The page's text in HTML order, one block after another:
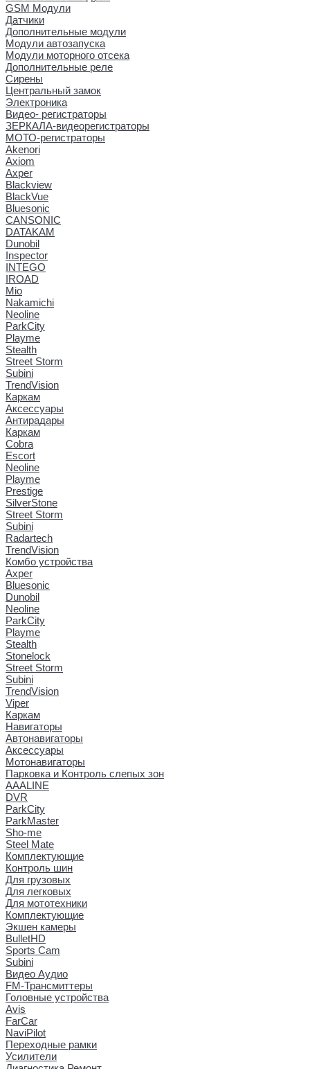
GSM Модули
Датчики
Дополнительные модули
Модули автозапуска
Модули моторного отсека
Дополнительные реле
Сирены
Центральный замок
Электроника
Видео- регистраторы
ЗЕРКАЛА-видеорегистраторы
МОТО-регистраторы
Akenori
Axiom
Axper
Blackview
BlackVue
Bluesonic
CANSONIC
DATAKAM
Dunobil
Inspector
INTEGO
IROAD
Mio
Nakamichi
Neoline
ParkCity
Playme
Stealth
Street Storm
Subini
TrendVision
Каркам
Аксессуары
Антирадары
Каркам
Cobra
Escort
Neoline
Playme
Prestige
SilverStone
Street Storm
Subini
Radartech
TrendVision
Комбо устройства
Axper
Bluesonic
Dunobil
Neoline
ParkCity
Playme
Stealth
Stonelock
Street Storm
Subini
TrendVision
Viper
Каркам
Навигаторы
Автонавигаторы
Аксессуары
Мотонавигаторы
Парковка и Контроль слепых зон
AAALINE
DVR
ParkCity
ParkMaster
Sho-me
Steel Mate
Комплектующие
Контроль шин
Для грузовых
Для легковых
Для мототехники
Комплектующие
Экшен камеры
BulletHD
Sports Cam
Subini
Видео Аудио
FM-Трансмиттеры
Головные устройства
Avis
FarCar
NaviPilot
Переходные рамки
Усилители